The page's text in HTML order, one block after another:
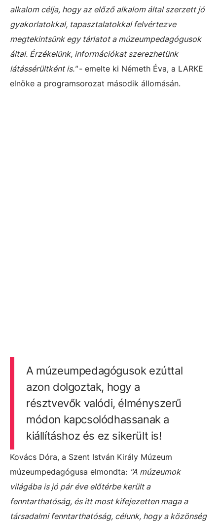
alkalom célja, hogy az előző alkalom által szerzett jó
gyakorlatokkal, tapasztalatokkal felvértezve
megtekintsünk egy tárlatot a múzeumpedagógusok
által. Érzékelünk, információkat szerezhetünk
látássérültként is."- emelte ki Németh Éva, a LARKE
elnöke a programsorozat második állomásán.
A múzeumpedagógusok ezúttal
azon dolgoztak, hogy a
résztvevők valódi, élményszerű
módon kapcsolódhassanak a
kiállításhoz és ez sikerült is!
Kovács Dóra, a Szent István Király Múzeum
múzeumpedagógusa elmondta: "A múzeumok
világába is jó pár éve előtérbe került a
fenntarthatóság, és itt most kifejezetten maga a
társadalmi fenntarthatóság, célunk, hogy a közönség